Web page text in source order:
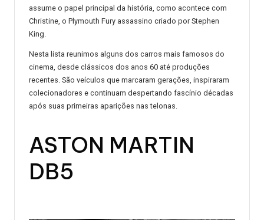
assume o papel principal da história, como acontece com
Christine, o Plymouth Fury assassino criado por Stephen
King.
Nesta lista reunimos alguns dos carros mais famosos do
cinema, desde clássicos dos anos 60 até produções
recentes. São veículos que marcaram gerações, inspiraram
colecionadores e continuam despertando fascínio décadas
após suas primeiras aparições nas telonas.
ASTON MARTIN
DB5